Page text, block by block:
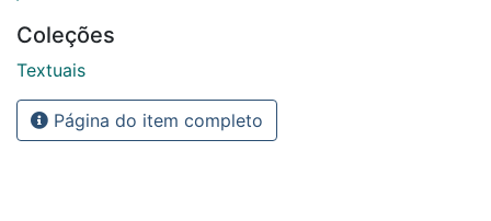
Coleções
Textuais
Página do item completo